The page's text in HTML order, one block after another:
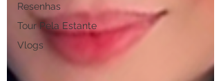
Resenhas
Tour Pela Estante
Vlogs